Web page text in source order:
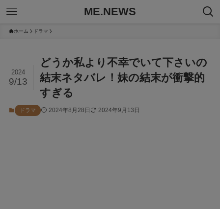
ME.NEWS
ホーム ドラマ
どうか私より不幸でいて下さいの
結末ネタバレ！妹の結末が衝撃的
すぎる
2024
9/13
ドラマ 2024年8月28日 2024年9月13日